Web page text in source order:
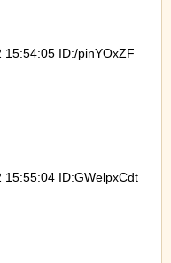
15:54:05 ID:/pinYOxZF
15:55:04 ID:GWelpxCdt